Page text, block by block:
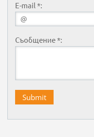
E-mail *:
Съобщение *: